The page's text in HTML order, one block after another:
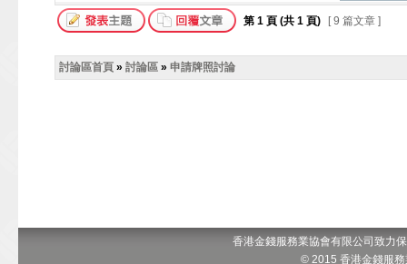
第 1 頁 (共 1 頁) [ 9 篇文章 ]
討論區首頁 » 討論區 » 申請牌照討論
香港金錢服務業協會有限公司致力
© 2015 香港金錢服